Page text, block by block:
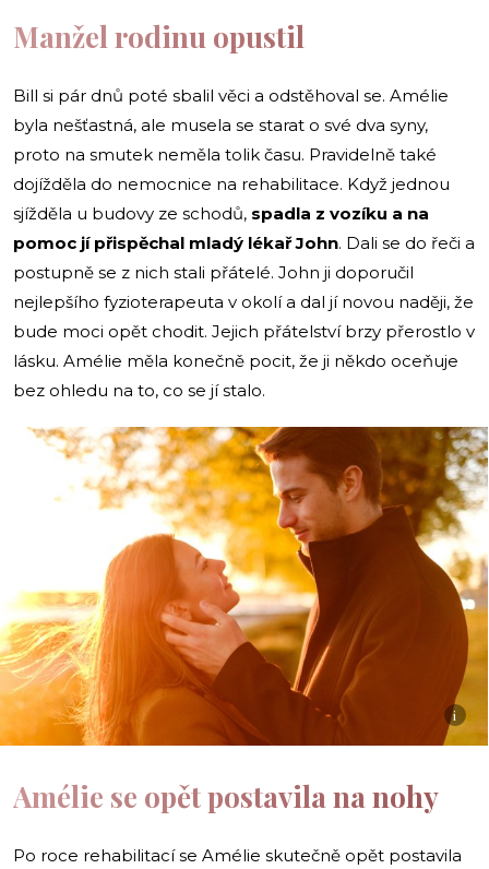
Manžel rodinu opustil
Bill si pár dnů poté sbalil věci a odstěhoval se. Amélie
byla nešťastná, ale musela se starat o své dva syny,
proto na smutek neměla tolik času. Pravidelně také
dojížděla do nemocnice na rehabilitace. Když jednou
sjížděla u budovy ze schodů, spadla z vozíku a na
pomoc jí přispěchal mladý lékař John. Dali se do řeči a
postupně se z nich stali přátelé. John ji doporučil
nejlepšího fyzioterapeuta v okolí a dal jí novou naději, že
bude moci opět chodit. Jejich přátelství brzy přerostlo v
lásku. Amélie měla konečně pocit, že ji někdo oceňuje
bez ohledu na to, co se jí stalo.
i
Amélie se opět postavila na nohy
Po roce rehabilitací se Amélie skutečně opět postavila